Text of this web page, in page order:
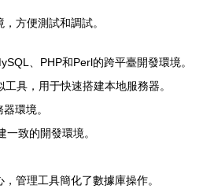
方便測試和調試。
、PHP和Perl的跨平臺開發環境。
具，用于快速搭建本地服務器。
環境。
致的開發環境。
管理工具簡化了數據庫操作。